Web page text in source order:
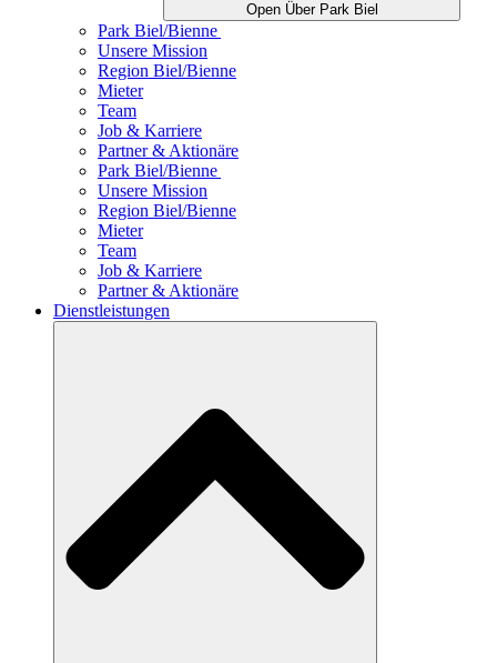
Open Über Park Biel
Park Biel/Bienne
Unsere Mission
Region Biel/Bienne
Mieter
Team
Job & Karriere
Partner & Aktionäre
Park Biel/Bienne
Unsere Mission
Region Biel/Bienne
Mieter
Team
Job & Karriere
Partner & Aktionäre
Dienstleistungen